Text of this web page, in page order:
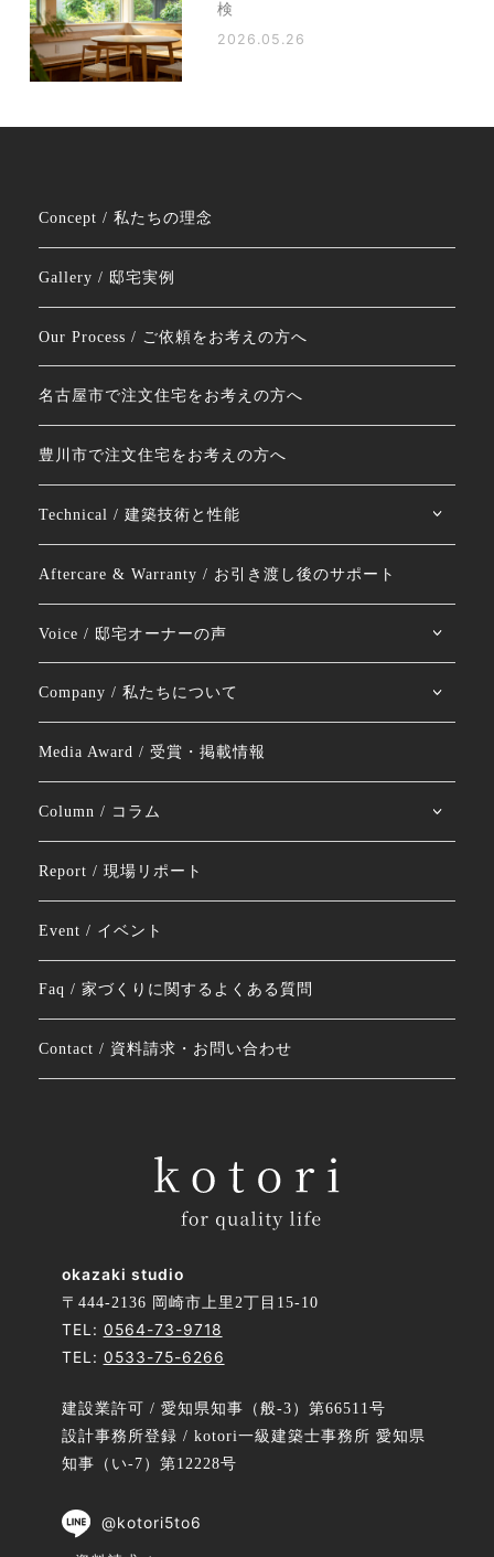
検
2026.05.26
okazaki studio
〒444-2136 岡崎市上里2丁目15-10
TEL: 0564-73-9718
TEL: 0533-75-6266
建設業許可 / 愛知県知事（般-3）第66511号
設計事務所登録 / kotori一級建築士事務所 愛知県
知事（い-7）第12228号
@kotori5to6
Concept / 私たちの理念
Gallery / 邸宅実例
Our Process / ご依頼をお考えの方へ
名古屋市で注文住宅をお考えの方へ
豊川市で注文住宅をお考えの方へ
Technical / 建築技術と性能
Aftercare & Warranty / お引き渡し後のサポート
Voice / 邸宅オーナーの声
Company / 私たちについて
Media Award / 受賞・掲載情報
Column / コラム
Report / 現場リポート
Event / イベント
Faq / 家づくりに関するよくある質問
Contact / 資料請求・お問い合わせ